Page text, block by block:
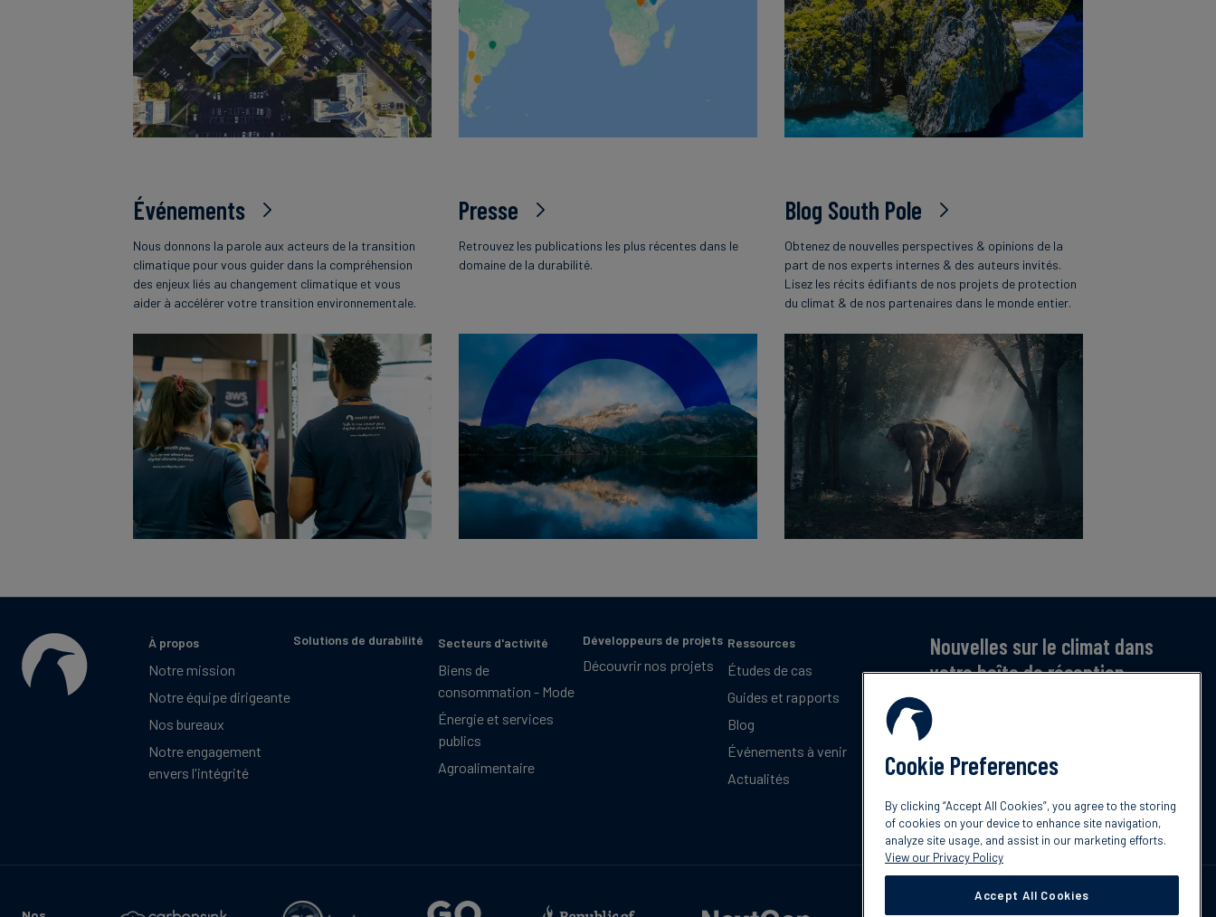
Événements
Nous donnons la parole aux acteurs de la transition
climatique pour vous guider dans la compréhension
des enjeux liés au changement climatique et vous
aider à accélérer votre transition environnementale.
Presse
Retrouvez les publications les plus récentes dans le
domaine de la durabilité.
Blog South Pole
Obtenez de nouvelles perspectives & opinions de la
part de nos experts internes & des auteurs invités.
Lisez les récits édifiants de nos projets de protection
du climat & de nos partenaires dans le monde entier.
À propos
Notre mission
Notre équipe dirigeante
Nos bureaux
Notre engagement
envers l'intégrité
Solutions de durabilité Secteurs d'activité
Biens de
consommation - Mode
Énergie et services
publics
Agroalimentaire
Développeurs de projets
Découvrir nos projets
Ressources
Études de cas
Guides et rapports
Blog
Événements à venir
Actualités
Nouvelles sur le climat dans
votre boîte de réception
Inscrivez-vous pour recevoir notre bulletin
mensuel gratuit sur les dernières tendances,
Abonnez-vous
Cookie Preferences
By clicking “Accept All Cookies”, you agree to the storing
of cookies on your device to enhance site navigation,
analyze site usage, and assist in our marketing efforts.
View our Privacy Policy
Accept All Cookies